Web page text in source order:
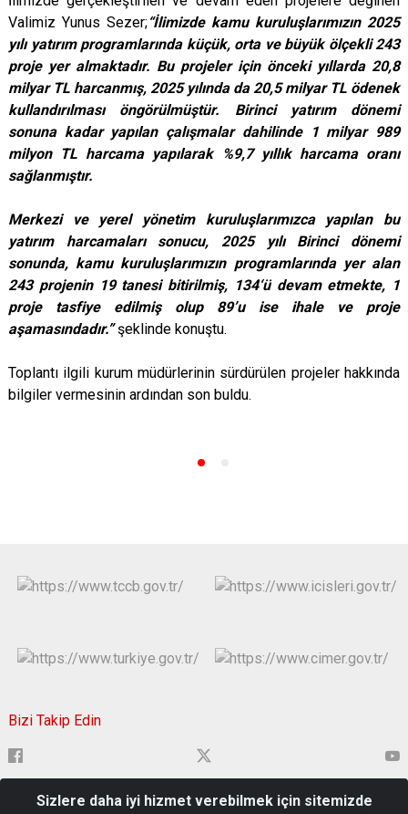
Valimiz Yunus Sezer;“İlimizde kamu kuruluşlarımızın 2025
yılı yatırım programlarında küçük, orta ve büyük ölçekli 243
proje yer almaktadır. Bu projeler için önceki yıllarda 20,8
milyar TL harcanmış, 2025 yılında da 20,5 milyar TL ödenek
kullandırılması öngörülmüştür. Birinci yatırım dönemi
sonuna kadar yapılan çalışmalar dahilinde 1 milyar 989
milyon TL harcama yapılarak %9,7 yıllık harcama oranı
sağlanmıştır.
Merkezi ve yerel yönetim kuruluşlarımızca yapılan bu
yatırım harcamaları sonucu, 2025 yılı Birinci dönemi
sonunda, kamu kuruluşlarımızın programlarında yer alan
243 projenin 19 tanesi bitirilmiş, 134‘ü devam etmekte, 1
proje tasfiye edilmiş olup 89’u ise ihale ve proje
aşamasındadır.” şeklinde konuştu.
Toplantı ilgili kurum müdürlerinin sürdürülen projeler hakkında
bilgiler vermesinin ardından son buldu.
Bizi Takip Edin
Çavuşbey Mahallesi, Hükümet Cad. 22000 Edirne Merkez/Edirne
Sizlere daha iyi hizmet verebilmek için sitemizde